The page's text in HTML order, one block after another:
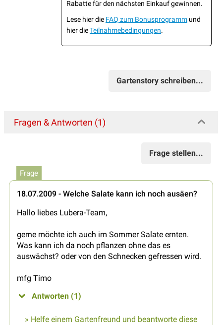
Rabatte für den nächsten Einkauf gewinnen.
Lese hier die FAQ zum Bonusprogramm und
hier dieTeilnahmebedingungen.
Gartenstory schreiben...
Fragen & Antworten (1)
Frage stellen...
Frage
18.07.2009 - Welche Salate kann ich noch ausäen?
Hallo liebes Lubera-Team,
gerne möchte ich auch im Sommer Salate ernten.
Was kann ich da noch pflanzen ohne das es
auswächst? oder von den Schnecken gefressen wird.
mfg Timo
Antworten (1)
» Helfe einem Gartenfreund und beantworte diese